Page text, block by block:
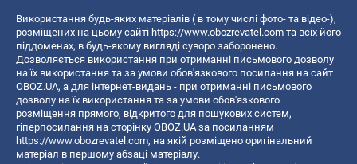
Використання будь-яких матеріалів ( в тому числі фото- та відео-),
розміщених на цьому сайті https://www.obozrevatel.com та всіх його
піддоменах, в будь-якому вигляді суворо заборонено.
Дозволяється використання при отриманні письмового дозволу
на їх використання та за умови обов'язкового посилання на сайт
OBOZ.UA, а для інтернет-видань - при отриманні письмового
дозволу на їх використання та за умови обов'язкового
розміщення прямого, відкритого для пошукових систем,
гіперпосилання на сторінку OBOZ.UA за посиланням
https://www.obozrevatel.com, на якій розміщено оригінальний
матеріал в першому абзаці матеріалу.